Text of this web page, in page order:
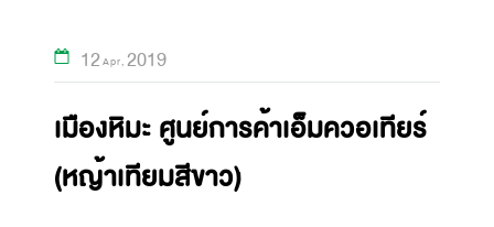
12 Apr 2019
เมืองหิมะ ศูนย์การค้าเอ็มควอเทียร์
(หญ้าเทียมสีขาว)